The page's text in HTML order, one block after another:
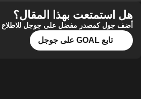
هل استمتعت بهذا المقال؟
أضف جول كمصدر مفضل على جوجل للاطلاع
تابع GOAL على جوجل